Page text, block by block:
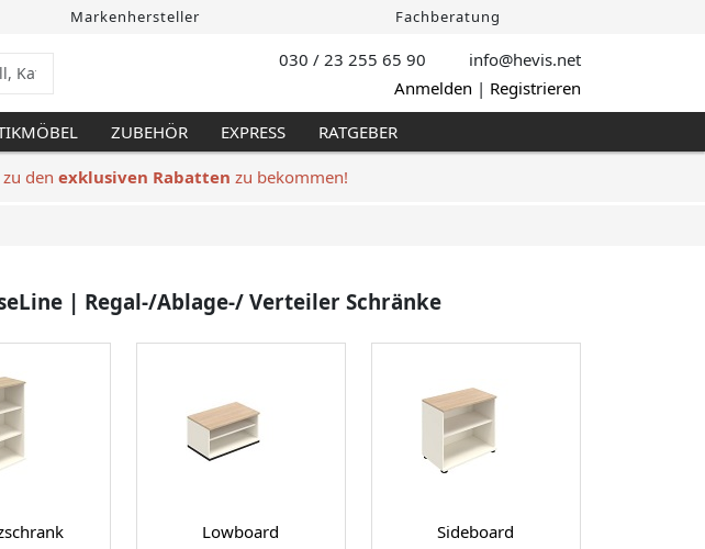
Markenhersteller Fachberatung
030 / 23 255 65 90 info@hevis.net
Anmelden | Registrieren
ZUBEHÖR EXPRESS RATGEBER
den exklusiven Rabatten zu bekommen!
| Regal-/Ablage-/ Verteiler Schränke
Lowboard Sideboard